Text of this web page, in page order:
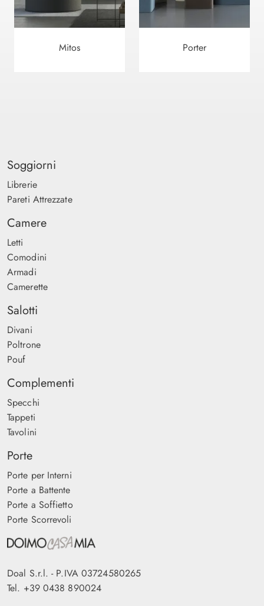
Mitos Porter
Soggiorni
Librerie
Pareti Attrezzate
Camere
Letti
Comodini
Armadi
Camerette
Salotti
Divani
Poltrone
Pouf
Complementi
Specchi
Tappeti
Tavolini
Porte
Porte per Interni
Porte a Battente
Porte a Soffietto
Porte Scorrevoli
Doal S.r.l. - P.IVA 03724580265
Tel. +39 0438 890024